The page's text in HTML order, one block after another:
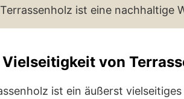
Terrassenholz ist eine nachhaltige
Vielseitigkeit von
ist ein äußerst